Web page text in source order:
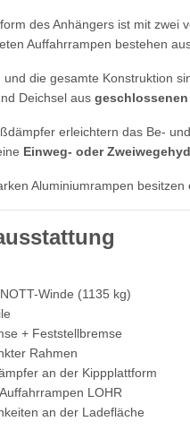
des Anhängers ist mit zwei
Auffahrrampen bestehen
und die gesamte Konstruktion
Deichsel aus
erleichtern das Be-
Einweg- oder
Aluminiumrampen
Winde (1135 kg)
+ Feststellbremse
Rahmen
an der Kippplattform
LOHR
an der Ladefläche